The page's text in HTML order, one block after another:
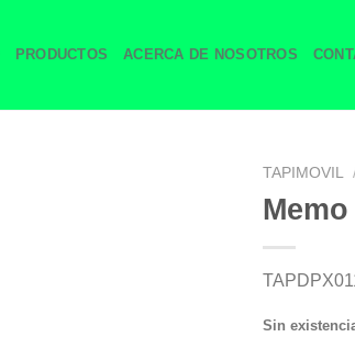
PRODUCTOS ACERCA DE NOSOTROS
TAPIMOVIL
Sin